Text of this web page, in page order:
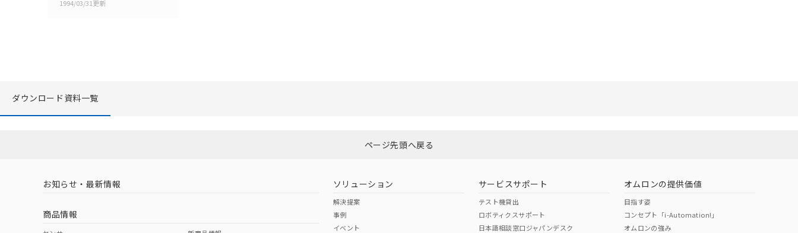
1994/03/31更新
ダウンロード資料一覧
ページ先頭へ戻る
お知らせ・最新情報
商品情報
ソリューション
解決提案
事例
イベント
サービスサポート
テスト機貸出
ロボティクスサポート
日本語相談窓口ジャパンデスク
オムロンの提供価値
目指す姿
コンセプト「i-Automation!」
オムロンの強み